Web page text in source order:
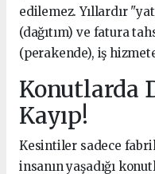
edilemez. Yıllardır
(dağıtım) ve fatura
(perakende), iş
Konutlarda
Kayıp!
Kesintiler sadece
insanın yaşadığı